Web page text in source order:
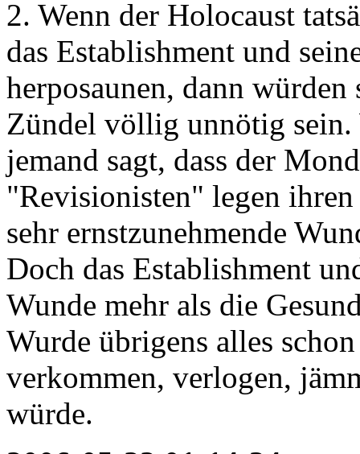
2. Wenn der Holocaust
das Establishment und
herposaunen, dann würden
Zündel völlig unnötig sein.
jemand sagt, dass der
"Revisionisten" legen
sehr ernstzunehmende
Doch das Establishment
Wunde mehr als die
Wurde übrigens alles
verkommen, verlogen,
würde.